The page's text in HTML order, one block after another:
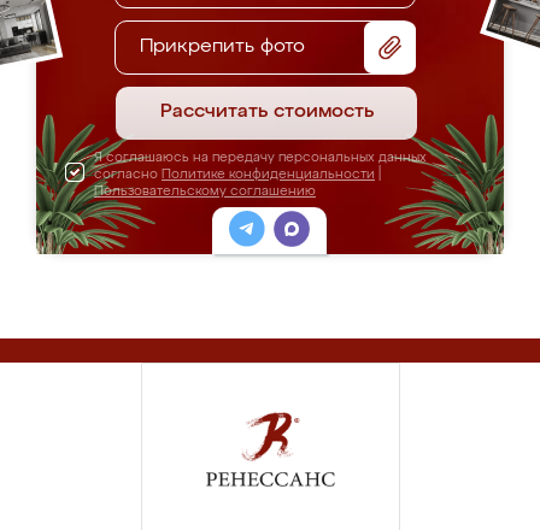
Прикрепить фото
Рассчитать стоимость
Я соглашаюсь на передачу персональных данных
согласно Политике конфиденциальности
Пользовательскому соглашению